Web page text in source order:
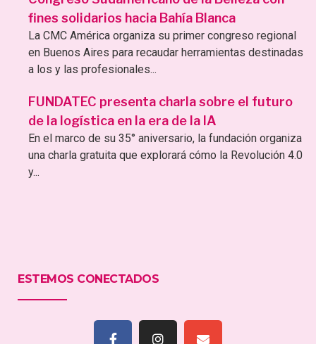
fines solidarios hacia Bahía Blanca
La CMC América organiza su primer congreso regional
en Buenos Aires para recaudar herramientas destinadas
a los y las profesionales...
FUNDATEC presenta charla sobre el futuro
de la logística en la era de la IA
En el marco de su 35° aniversario, la fundación organiza
una charla gratuita que explorará cómo la Revolución 4.0
y...
ESTEMOS CONECTADOS